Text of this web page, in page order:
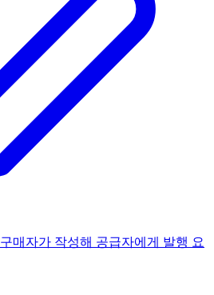
구매자가 작성해 공급자에게 발행 요